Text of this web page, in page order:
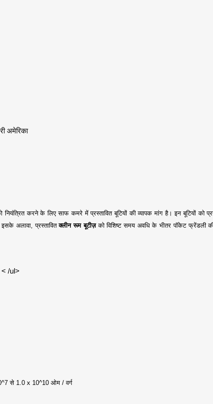
अमेरिका
करने के लिए साफ कमरे में प्रस्तावित बूटियों की व्यापक मांग है। इन बूटियों को
इसके अलावा, प्रस्तावितक्लीन रूम बूटीज़को विशिष्ट समय अवधि के भीतर पॉकेट फ्रेंडली
< /ul>
से 1.0 x 10^10 ओम / वर्ग